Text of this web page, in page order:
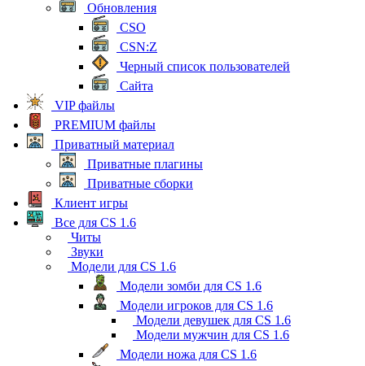
Обновления
CSO
CSN:Z
Черный список пользователей
Сайта
VIP файлы
PREMIUM файлы
Приватный материал
Приватные плагины
Приватные сборки
Клиент игры
Все для CS 1.6
Читы
Звуки
Модели для CS 1.6
Модели зомби для CS 1.6
Модели игроков для CS 1.6
Модели девушек для CS 1.6
Модели мужчин для CS 1.6
Модели ножа для CS 1.6